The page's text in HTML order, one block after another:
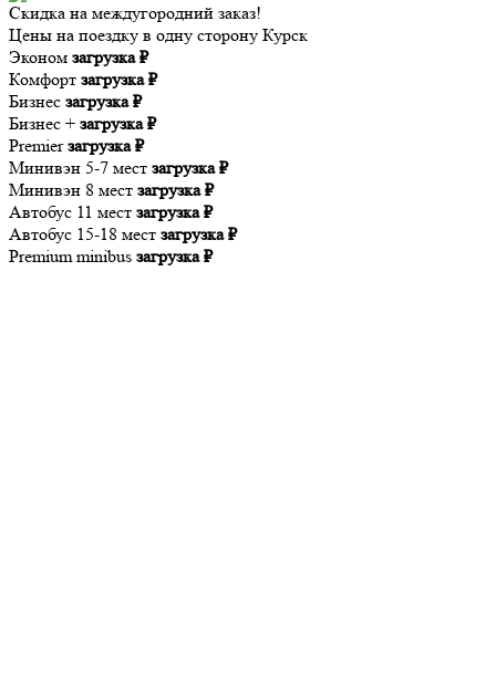
Скидка на междугородний заказ!
Цены на поездку в одну сторону Курск
Эконом загрузка ₽
Комфорт загрузка ₽
Бизнес загрузка ₽
Бизнес + загрузка ₽
Premier загрузка ₽
Минивэн 5-7 мест загрузка ₽
Минивэн 8 мест загрузка ₽
Автобус 11 мест загрузка ₽
Автобус 15-18 мест загрузка ₽
Premium minibus загрузка ₽